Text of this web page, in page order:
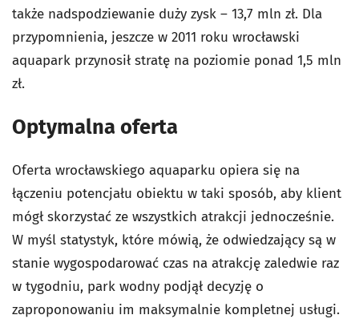
także nadspodziewanie duży zysk – 13,7 mln zł. Dla
przypomnienia, jeszcze w 2011 roku wrocławski
aquapark przynosił stratę na poziomie ponad 1,5 mln
zł.
Optymalna oferta
Oferta wrocławskiego aquaparku opiera się na
łączeniu potencjału obiektu w taki sposób, aby klient
mógł skorzystać ze wszystkich atrakcji jednocześnie.
W myśl statystyk, które mówią, że odwiedzający są w
stanie wygospodarować czas na atrakcję zaledwie raz
w tygodniu, park wodny podjął decyzję o
zaproponowaniu im maksymalnie kompletnej usługi.